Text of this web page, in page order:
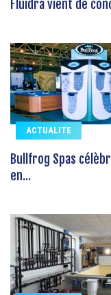
Fluidra vient de
ACTUALITE
Bullfrog Spas
en...